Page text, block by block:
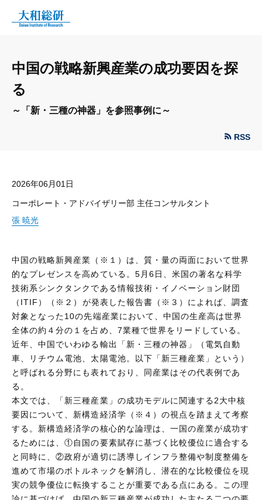
中国の戦略新興産業の成功要因を探
る
～「新・三種の神器」を参照事例に～
RSS
2026年06月01日
コーポレート・アドバイザリー部 主任コンサルタント
張 暁光
中国の戦略新興産業（※１）は、質・量の両面において世界
的なプレゼンスを高めている。5月6日、米国の著名な科学
技術系シンクタンクである情報技術・イノベーション財団
（ITIF）（※２）が発表した報告書（※３）によれば、調査
対象となった10の先端産業において、中国の生産高は世界
全体の約４分の１を占め、7業種で世界をリードしている。
近年、中国でいわゆる輸出「新・三種の神器」（電気自動
車、リチウム電池、太陽電池。以下「新三種産業」という）
と呼ばれる分野にも表れており、同産業はその代表例であ
る。
本文では、「新三種産業」の成功モデルに関連する2大中核
要因について、新構造経済学（※４）の視点を踏まえて考察
する。新構造経済学の核心的な論理は、一国の産業が成功す
るためには、①自国の要素賦存に基づく比較優位に適合する
と同時に、②政府が適切に誘導しインフラ整備や制度整備を
進めて市場のボトルネックを解消し、潜在的な比較優位を現
実の競争優位に転換することが重要である点にある。この理